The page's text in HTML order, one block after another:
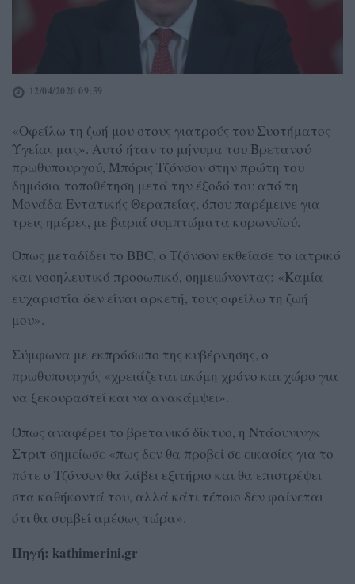
12/04/2020 09:59
«Οφείλω τη ζωή μου στους γιατρούς του Συστήματος
Υγείας μας». Αυτό ήταν το μήνυμα του Βρετανού
πρωθυπουργού, Μπόρις Τζόνσον στην πρώτη του
δημόσια τοποθέτηση μετά την έξοδό του από τη
Μονάδα Εντατικής Θεραπείας, όπου παρέμεινε για
τρεις ημέρες, με βαριά συμπτώματα κορωνοϊού.
Οπως μεταδίδει το BBC, ο Τζόνσον εκθείασε το ιατρικό
και νοσηλευτικό προσωπικό, σημειώνοντας: «Καμία
ευχαριστία δεν είναι αρκετή, τους οφείλω τη ζωή
μου».
Σύμφωνα με εκπρόσωπο της κυβέρνησης, ο
πρωθυπουργός «χρειάζεται ακόμη χρόνο και χώρο για
να ξεκουραστεί και να ανακάμψει».
Όπως αναφέρει το βρετανικό δίκτυο, η Ντάουνινγκ
Στριτ σημείωσε «πως δεν θα προβεί σε εικασίες για το
πότε ο Τζόνσον θα λάβει εξιτήριο και θα επιστρέψει
στα καθήκοντά του, αλλά κάτι τέτοιο δεν φαίνεται
ότι θα συμβεί αμέσως τώρα».
Πηγή: kathimerini.gr